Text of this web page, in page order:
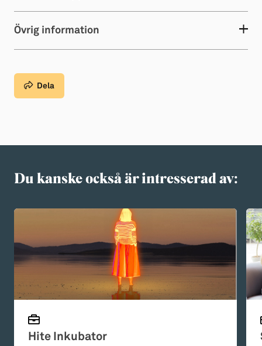
Övrig information
Dela
Du kanske också är intresserad av:
Hite Inkubator